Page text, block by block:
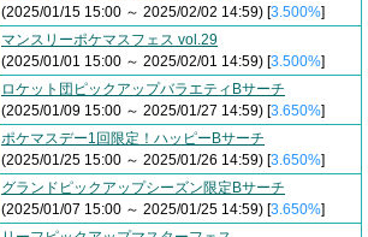
(2025/01/15 15:00 ～ 2025/02/02 14:59) [3.500%]
マンスリーポケマスフェス vol.29
(2025/01/01 15:00 ～ 2025/02/01 14:59) [3.500%]
ロケット団ピックアップバラエティBサーチ
(2025/01/09 15:00 ～ 2025/01/27 14:59) [3.650%]
ポケマスデー1回限定！ハッピーBサーチ
(2025/01/25 15:00 ～ 2025/01/26 14:59) [3.650%]
グランドピックアップシーズン限定Bサーチ
(2025/01/07 15:00 ～ 2025/01/25 14:59) [3.650%]